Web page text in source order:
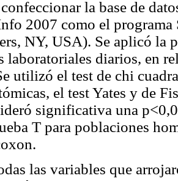
la base de
2007 como el
NY, USA). Se aplicó la
laboratoriales diarios, en
utilizó el test de chi
el test Yates y de
significativa una
T para poblaciones
las variables que